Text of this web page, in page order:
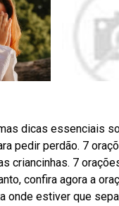
dicas essenciais
pedir perdão. 7
criancinhas. 7
confira agora a
onde estiver que